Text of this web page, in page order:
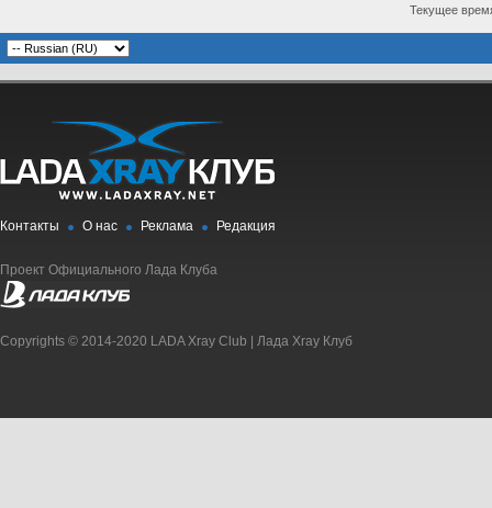
Текущее
Контакты О нас Реклама Редакция
Проект Официального Лада Клуба
Copyrights © 2014-2020 LADA Xray Club | Лада Xray Клуб